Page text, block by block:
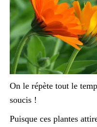
On le répète tout le
soucis !
Puisque ces plantes